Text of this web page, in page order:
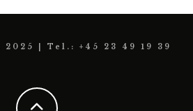
| Tel.: +45 23 49 19 39